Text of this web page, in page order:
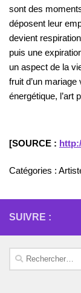
sont des
déposent leur
devient
puis une
un aspect de la
fruit d’un
énergétique, l’art
[SOURCE :
Catégories :
SUIVRE :
Rechercher :